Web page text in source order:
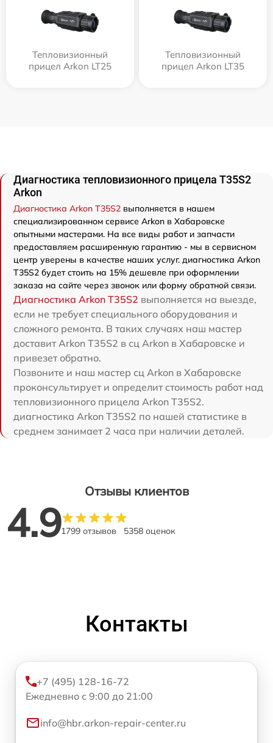
Тепловизионный
прицел Arkon LT25
Тепловизионный
прицел Arkon LT35
Диагностика тепловизионного прицела T35S2
Arkon
Диагностика Arkon T35S2 выполняется в нашем
специализированном сервисе Arkon в Хабаровске
опытными мастерами. На все виды работ и запчасти
предоставляем расширенную гарантию - мы в сервисном
центр уверены в качестве наших услуг. диагностика Arkon
T35S2 будет стоить на 15% дешевле при оформлении
заказа на сайте через звонок или форму обратной связи.
Диагностика Arkon T35S2 выполняется на выезде,
если не требует специального оборудования и
сложного ремонта. В таких случаях наш мастер
доставит Arkon T35S2 в сц Arkon в Хабаровске и
привезет обратно.
Позвоните и наш мастер сц Arkon в Хабаровске
проконсультирует и определит стоимость работ над
тепловизионного прицела Arkon T35S2.
диагностика Arkon T35S2 по нашей статистике в
среднем занимает 2 часа при наличии деталей.
Отзывы клиентов
4.91799 отзывов 5358 оценок
Контакты
+7 (495) 128-16-72
Ежедневно с 9:00 до 21:00
info@hbr.arkon-repair-center.ru